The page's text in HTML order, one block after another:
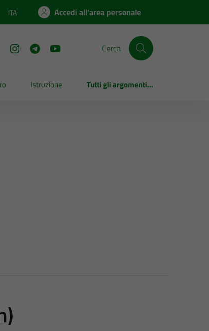
Lingua attiva:
ITA Accedi all'area personale
Cerca
Istruzione Tutti gli argomenti...